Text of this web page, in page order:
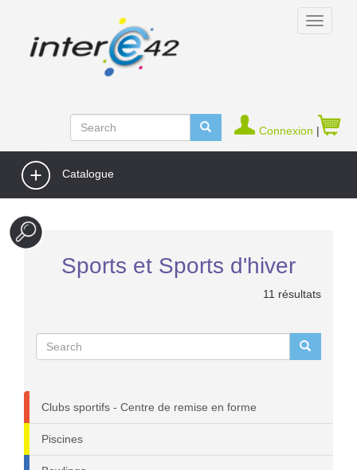
Connexion |
Catalogue
Sports et Sports d'hiver
11 résultats
Clubs sportifs - Centre de remise en forme
Piscines